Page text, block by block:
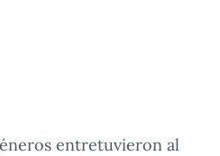
entretuvieron al